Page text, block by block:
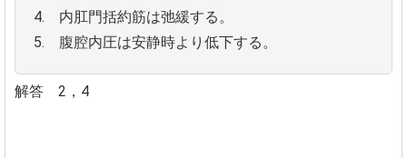
4. 内肛門括約筋は弛緩する。
5. 腹腔内圧は安静時より低下する。
解答 2，4